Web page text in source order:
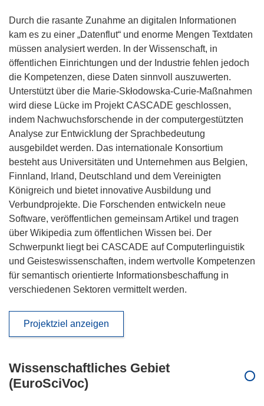
Durch die rasante Zunahme an digitalen Informationen
kam es zu einer „Datenflut“ und enorme Mengen Textdaten
müssen analysiert werden. In der Wissenschaft, in
öffentlichen Einrichtungen und der Industrie fehlen jedoch
die Kompetenzen, diese Daten sinnvoll auszuwerten.
Unterstützt über die Marie-Skłodowska-Curie-Maßnahmen
wird diese Lücke im Projekt CASCADE geschlossen,
indem Nachwuchsforschende in der computergestützten
Analyse zur Entwicklung der Sprachbedeutung
ausgebildet werden. Das internationale Konsortium
besteht aus Universitäten und Unternehmen aus Belgien,
Finnland, Irland, Deutschland und dem Vereinigten
Königreich und bietet innovative Ausbildung und
Verbundprojekte. Die Forschenden entwickeln neue
Software, veröffentlichen gemeinsam Artikel und tragen
über Wikipedia zum öffentlichen Wissen bei. Der
Schwerpunkt liegt bei CASCADE auf Computerlinguistik
und Geisteswissenschaften, indem wertvolle Kompetenzen
für semantisch orientierte Informationsbeschaffung in
verschiedenen Sektoren vermittelt werden.
Projektziel anzeigen
Wissenschaftliches Gebiet
(EuroSciVoc)